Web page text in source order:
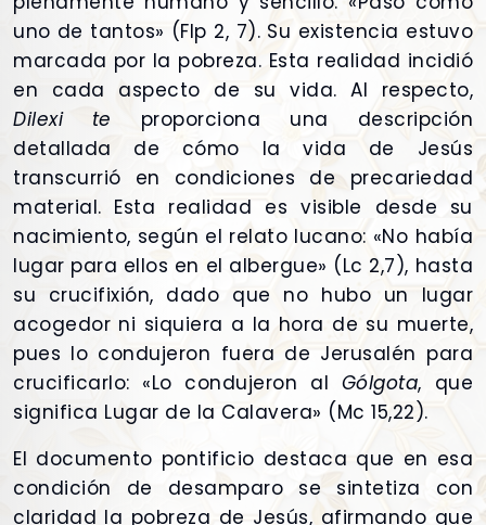
uno de tantos» (Flp 2, 7). Su existencia estuvo
marcada por la pobreza. Esta realidad incidió
en cada aspecto de su vida. Al respecto,
Dilexi te proporciona una descripción
detallada de cómo la vida de Jesús
transcurrió en condiciones de precariedad
material. Esta realidad es visible desde su
nacimiento, según el relato lucano: «No había
lugar para ellos en el albergue» (Lc 2,7), hasta
su crucifixión, dado que no hubo un lugar
acogedor ni siquiera a la hora de su muerte,
pues lo condujeron fuera de Jerusalén para
crucificarlo: «Lo condujeron al Gólgota, que
significa Lugar de la Calavera» (Mc 15,22).
El documento pontificio destaca que en esa
condición de desamparo se sintetiza con
claridad la pobreza de Jesús, afirmando que